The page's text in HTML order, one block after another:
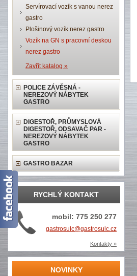
Servírovací vozík s vanou nerez
gastro
Plošinový vozík nerez gastro
Vozík na GN s pracovní deskou
nerez gastro
Zavřít katalog »
POLICE ZÁVĚSNÁ -
NEREZOVÝ NÁBYTEK
GASTRO
DIGESTOŘ, PRŮMYSLOVÁ
DIGESTOŘ, ODSAVAČ PAR -
NEREZOVÝ NÁBYTEK
GASTRO
GASTRO BAZAR
RYCHLÝ KONTAKT
mobil: 775 250 277
gastrosulc@gastrosulc.cz
Kontakty »
NOVINKY